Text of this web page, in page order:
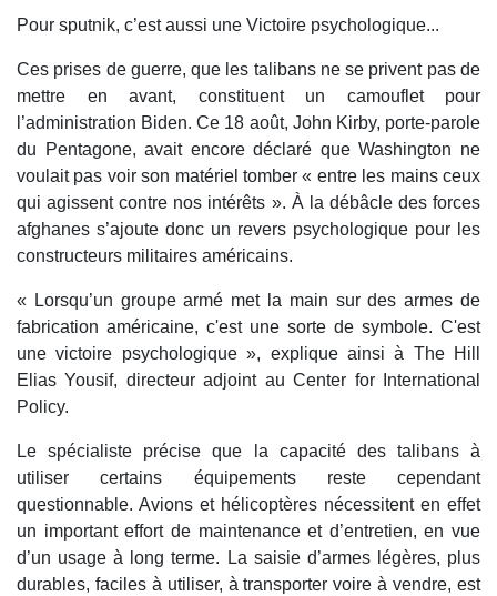
Pour sputnik, c’est aussi une Victoire psychologique...
Ces prises de guerre, que les talibans ne se privent pas de
mettre en avant, constituent un camouflet pour
l’administration Biden. Ce 18 août, John Kirby, porte-parole
du Pentagone, avait encore déclaré que Washington ne
voulait pas voir son matériel tomber « entre les mains ceux
qui agissent contre nos intérêts ». À la débâcle des forces
afghanes s’ajoute donc un revers psychologique pour les
constructeurs militaires américains.
« Lorsqu’un groupe armé met la main sur des armes de
fabrication américaine, c'est une sorte de symbole. C'est
une victoire psychologique », explique ainsi à The Hill
Elias Yousif, directeur adjoint au Center for International
Policy.
Le spécialiste précise que la capacité des talibans à
utiliser certains équipements reste cependant
questionnable. Avions et hélicoptères nécessitent en effet
un important effort de maintenance et d’entretien, en vue
d’un usage à long terme. La saisie d’armes légères, plus
durables, faciles à utiliser, à transporter voire à vendre, est